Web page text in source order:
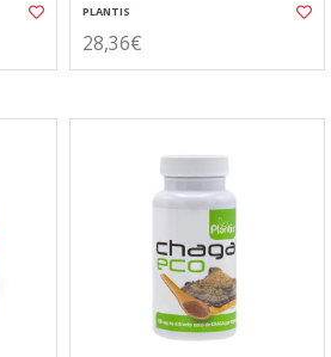
PLANTIS
28,36€